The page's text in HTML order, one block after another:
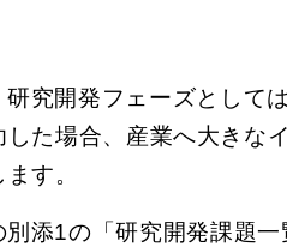
究開発フェーズとして
た場合、産業へ大きな
す。
添1の「研究開発課題